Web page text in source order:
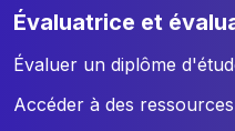
évaluatrice et
Évaluer un diplôme
Accéder à des